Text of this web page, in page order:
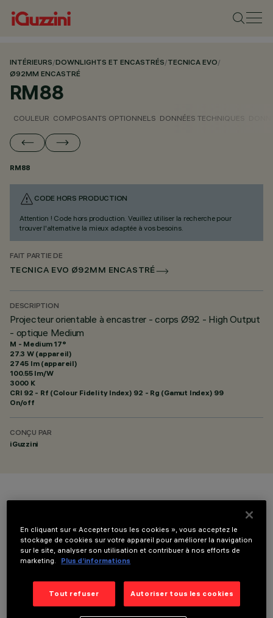
INTÉRIEURS/DOWNLIGHTS ET ENCASTRÉS/TECNICA EVO/
Ø92MM ENCASTRÉ
RM88
COULEUR COMPOSANTS OPTIONNELS DONNÉES TECHNIQUES
RM88
CODE HORS PRODUCTION
Attention ! Code hors production. Veuillez utiliser la recherche pour
trouver l'alternative la mieux adaptée à vos besoins.
FAIT PARTIE DE
TECNICA EVO Ø92MM ENCASTRÉ
DESCRIPTION
Projecteur orientable à encastrer - corps Ø92 - High Output
- optique Medium
M - Medium 17°
27.3 W (appareil)
2745 lm (appareil)
100.55 lm/W
3000 K
CRI 92 - Rf (Colour Fidelity Index) 92 - Rg (Gamut Index) 99
On/off
CONÇU PAR
iGuzzini
COULEUR
COMPOSANTS OPTIONNELS
En cliquant sur « Accepter tous les cookies », vous acceptez le
stockage de cookies sur votre appareil pour améliorer la navigation
sur le site, analyser son utilisation et contribuer à nos efforts de
marketing.
Plus d’informations
Tout refuser Autoriser tous les cookies